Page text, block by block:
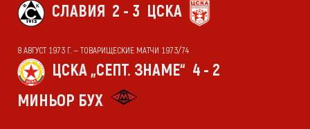
СЛАВИЯ 2 - 3 ЦСКА
8 АВГУСТ 1973 Г. — ТОВАРИЩЕСКИЕ МАТЧИ 1973/74
ЦСКА „СЕПТ. ЗНАМЕ“ 4 - 2
МИНЬОР БУХ